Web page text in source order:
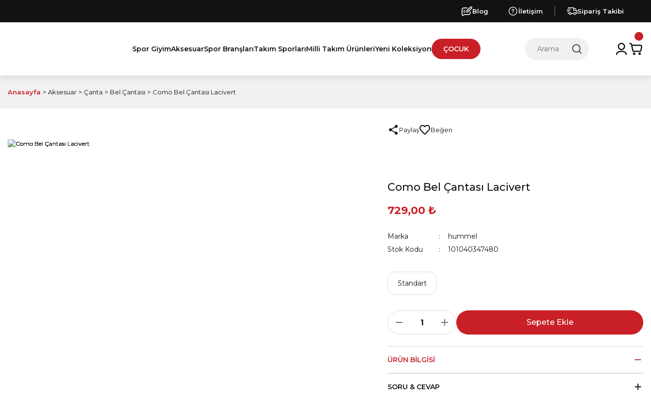
Blog İletişim Sipariş Takibi
Spor GiyimAksesuarSpor BranşlarıTakım SporlarıMilli Takım ÜrünleriYeni Koleksiyon ÇOCUK
Anasayfa Aksesuar Çanta Bel Çantası Como Bel Çantası Lacivert
Paylaş
Como Bel Çantası Lacivert
729,00 ₺
Marka
hummel
Stok Kodu
101040347480
Standart
Sepete Ekle
ÜRÜN BILGISI
SORU & CEVAP